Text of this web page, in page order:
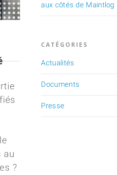
au
?
aux côtés de Maintlog
CATÉGORIES
Actualités
Documents
Presse